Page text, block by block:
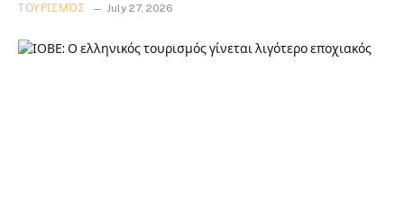
ΤΟΥΡΙΣΜΌΣ July 27, 2026